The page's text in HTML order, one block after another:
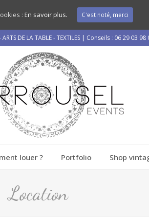
DE LA TABLE - TEXTILES | Conseils : 06 29 03 98
louer ? Portfolio Shop
Location
: En savoir plus. C'est noté, merci